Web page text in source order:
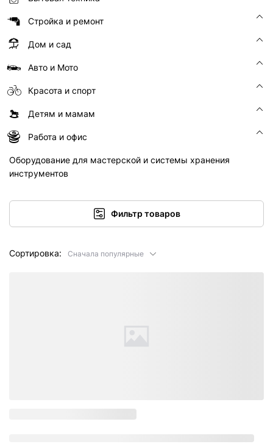
Стройка и ремонт
Дом и сад
Авто и Мото
Красота и спорт
Детям и мамам
Работа и офис
Оборудование для мастерской и системы хранения
инструментов
Фильтр товаров
Сортировка: Сначала популярные